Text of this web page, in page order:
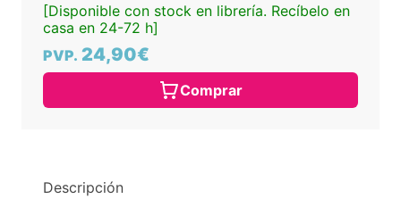
[Disponible con stock en librería. Recíbelo en
casa en 24-72 h]
PVP. 24,90€
Comprar
Descripción